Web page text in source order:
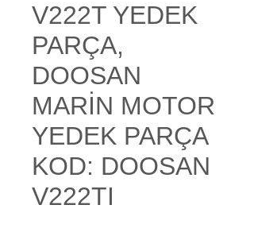
V222T YEDEK
PARÇA,
DOOSAN
MARİN MOTOR
YEDEK PARÇA
KOD: DOOSAN
V222TI